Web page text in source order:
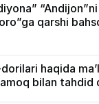
qarshi
dorilari haqida
bilan tahdid